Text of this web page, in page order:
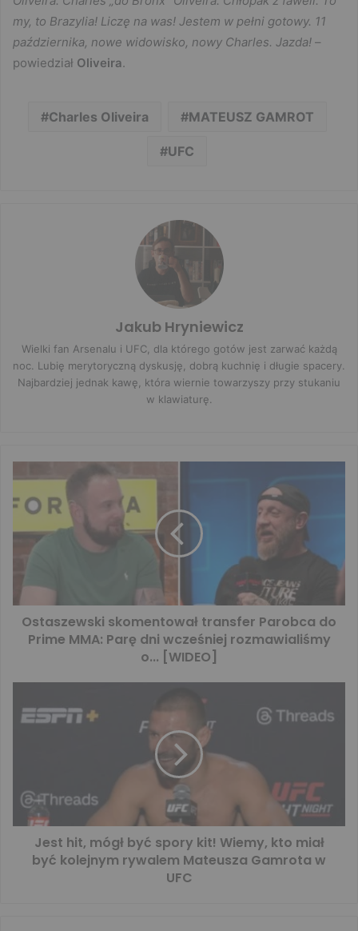
my, to Brazylia! Liczę na was! Jestem w pełni gotowy. 11
października, nowe widowisko, nowy Charles. Jazda! –
powiedział Oliveira.
Charles Oliveira MATEUSZ GAMROT
UFC
Jakub Hryniewicz
Wielki fan Arsenalu i UFC, dla którego gotów jest zarwać każdą
noc. Lubię merytoryczną dyskusję, dobrą kuchnię i długie spacery.
Najbardziej jednak kawę, która wiernie towarzyszy przy stukaniu
w klawiaturę.
Ostaszewski skomentował transfer Parobca do
Prime MMA: Parę dni wcześniej rozmawialiśmy
o... [WIDEO]
Jest hit, mógł być spory kit! Wiemy, kto miał
być kolejnym rywalem Mateusza Gamrota w
UFC